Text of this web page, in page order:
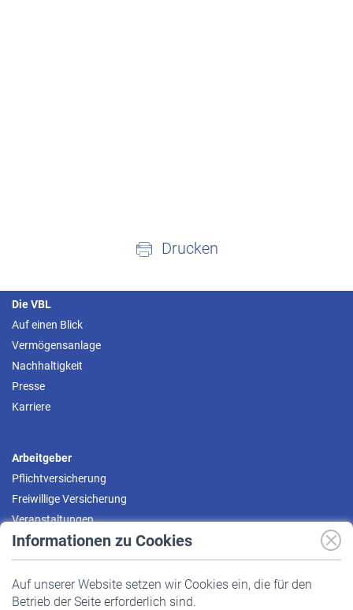
Informationen zu Cookies
Auf unserer Website setzen wir Cookies ein, die für den
Betrieb der Seite erforderlich sind.
Drucken
Die VBL
Auf einen Blick
Vermögensanlage
Nachhaltigkeit
Presse
Karriere
Arbeitgeber
Pflichtversicherung
Freiwillige Versicherung
Veranstaltungen
Pflichtversicherung